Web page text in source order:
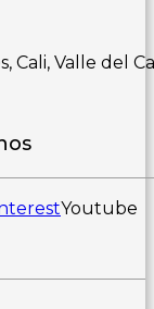
Cali, Valle del
Youtube